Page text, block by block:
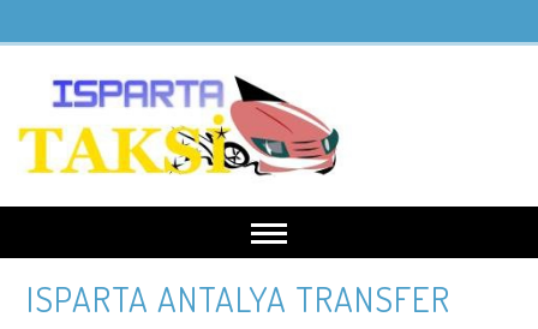
Anasayfa
ISPARTA ANTALYA TRANSFER